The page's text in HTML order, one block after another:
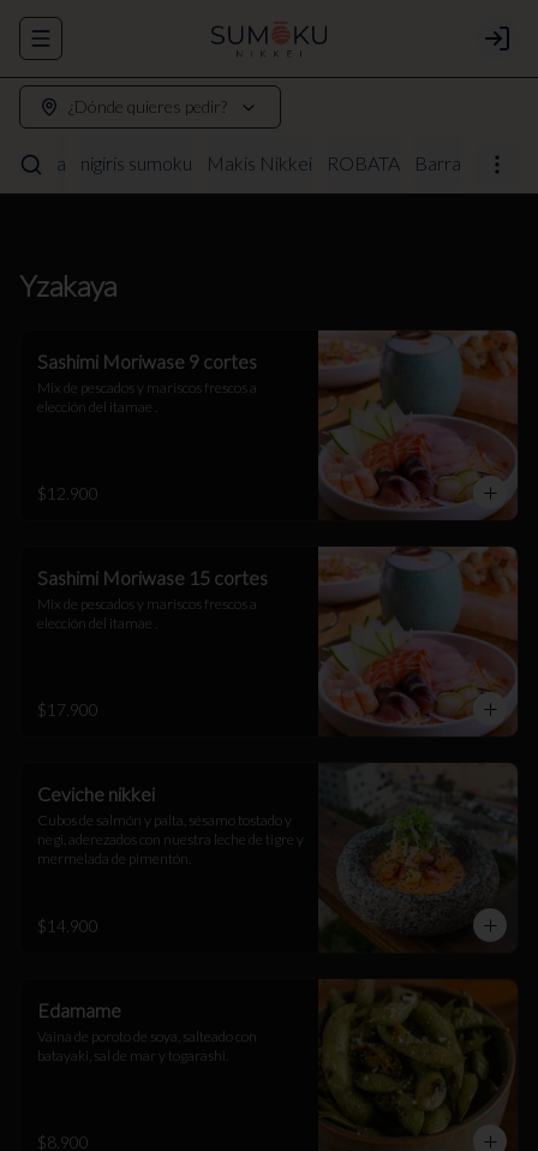
Abrir menu de navegación Login
¿Dónde quieres pedir?
Yzakaya nigiris sumoku Makis Nikkei ROBATA Barra
Yzakaya
Sashimi Moriwase 9 cortes
Mix de pescados y mariscos frescos a
elección del itamae .
$12.900
Sashimi Moriwase 15 cortes
Mix de pescados y mariscos frescos a
elección del itamae .
$17.900
Ceviche nikkei
Cubos de salmón y palta, sésamo tostado y
negi, aderezados con nuestra leche de tigre y
mermelada de pimentón.
$14.900
Edamame
Vaina de poroto de soya, salteado con
batayaki, sal de mar y togarashi.
$8.900